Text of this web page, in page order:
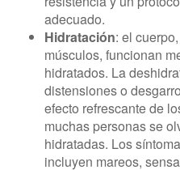
adecuado.
Hidratación: el
músculos, funcionan
hidratados. La
distensiones o
efecto refrescante de
muchas personas se
hidratadas. Los
incluyen mareos,